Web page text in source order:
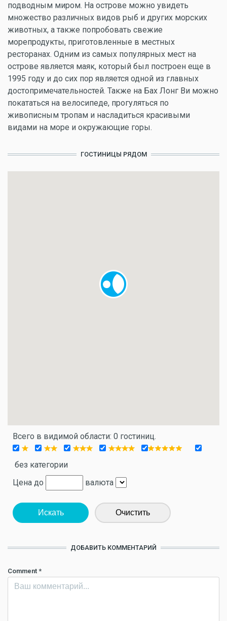
подводным миром. На острове можно увидеть
множество различных видов рыб и других морских
животных, а также попробовать свежие
морепродукты, приготовленные в местных
ресторанах. Одним из самых популярных мест на
острове является маяк, который был построен еще в
1995 году и до сих пор является одной из главных
достопримечательностей. Также на Бах Лонг Ви можно
покататься на велосипеде, прогуляться по
живописным тропам и насладиться красивыми
видами на море и окружающие горы.
ГОСТИНИЦЫ РЯДОМ
Всего в видимой области: 0 гостиниц.
без категории
Цена до
валюта
Искать Очистить
ДОБАВИТЬ КОММЕНТАРИЙ
Comment *